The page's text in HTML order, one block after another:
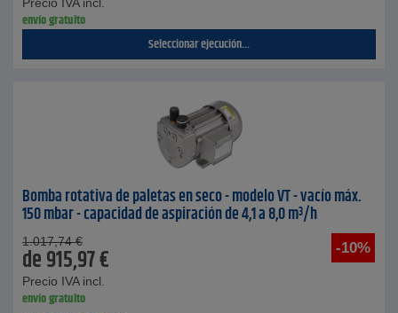
envío gratuito
Seleccionar ejecución...
Bomba rotativa de paletas en seco - modelo VT - vacío máx.
150 mbar - capacidad de aspiración de 4,1 a 8,0 m³/h
-10%
1.017,74 €
de915,97€
Precio IVA incl.
envío gratuito